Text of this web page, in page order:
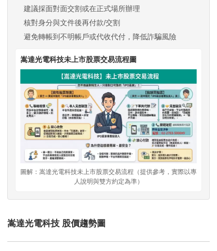
建議採面對面交割或在正式場所辦理
核對身分與文件後再付款/交割
避免轉帳到不明帳戶或代收代付，降低詐騙風險
嵩達光電科技未上市股票交易流程圖
圖解：嵩達光電科技未上市股票交易流程（提供參考，實際以專
人說明與雙方約定為準）
嵩達光電科技 股價趨勢圖